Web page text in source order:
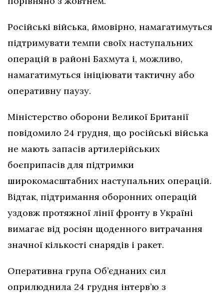
Російські війська, ймовірно, намагатимуться
підтримувати темпи своїх наступальних
операцій в районі Бахмута і, можливо,
намагатимуться ініціювати тактичну або
оперативну паузу.
Міністерство оборони Великої Британії
повідомило 24 грудня, що російські війська
не мають запасів артилерійських
боєприпасів для підтримки
широкомасштабних наступальних операцій.
Відтак, підтримання оборонних операцій
уздовж протяжної лінії фронту в Україні
вимагає від росіян щоденного витрачання
значної кількості снарядів і ракет.
Оперативна група Об’єднаних сил
оприлюднила 24 грудня інтерв’ю з